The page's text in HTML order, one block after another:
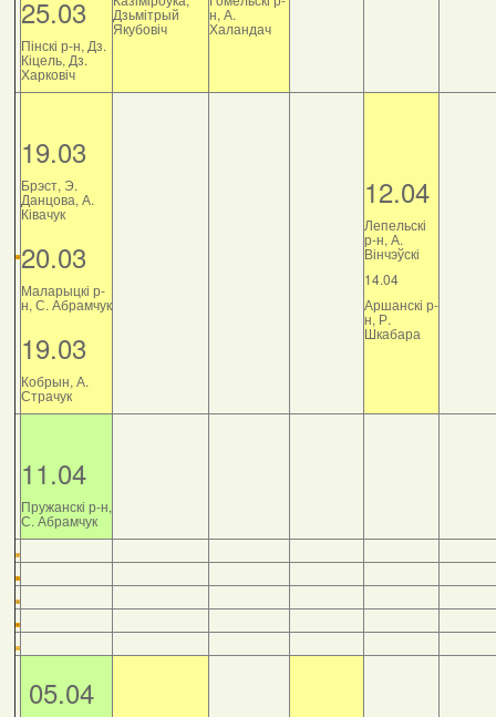
25.03
Пінскі р-н, Дз.
Кіцель, Дз.
Харковіч
Дзьмітрый
Якубовіч
н, А.
Халандач
19.03
Брэст, Э.
Данцова, А.
Ківачук
20.03
Маларыцкі р-
н, С. Абрамчук
19.03
Кобрын, А.
Страчук
12.04
Лепельскі
р-н, А.
Вінчэўскі
14.04
Аршанскі р-
н, Р.
Шкабара
11.04
Пружанскі р-н,
С. Абрамчук
05.04